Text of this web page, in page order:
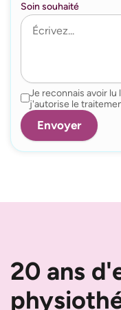
Soin souhaité
Je reconnais avoir
j'autorise le
20 ans